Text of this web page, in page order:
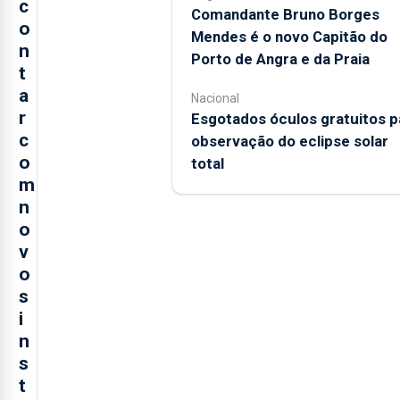
c
o
n
t
a
r
c
o
m
n
o
v
o
s
i
n
s
t
Comandante Bruno Borges
Mendes é o novo Capitão do
Porto de Angra e da Praia
Nacional
Esgotados óculos gratuitos
observação do eclipse solar
total